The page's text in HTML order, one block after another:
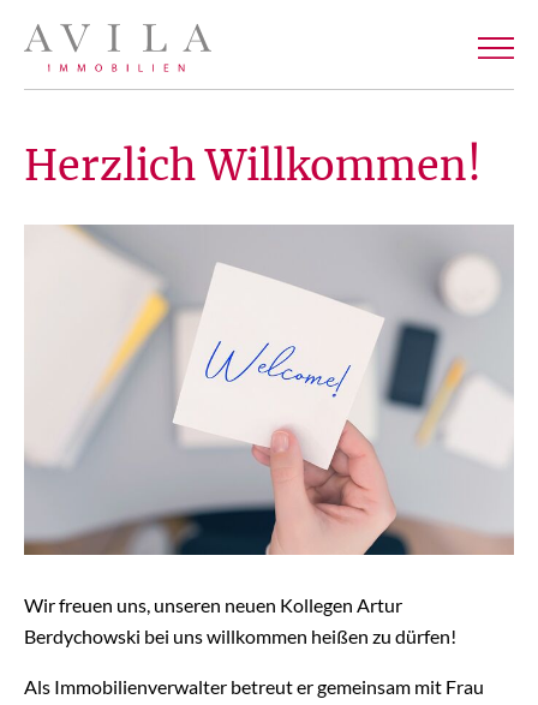
Herzlich Willkommen!
Wir freuen uns, unseren neuen Kollegen Artur
Berdychowski bei uns willkommen heißen zu dürfen!
Als Immobilienverwalter betreut er gemeinsam mit Frau